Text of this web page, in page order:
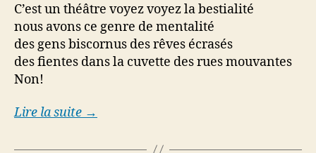
C’est un théâtre voyez voyez la bestialité
nous avons ce genre de mentalité
des gens biscornus des rêves écrasés
des fientes dans la cuvette des rues mouvantes
Non!
Lire la suite →